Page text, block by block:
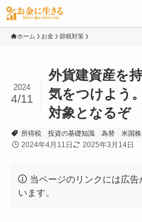
ホーム お金 節税対策
外貨建資産を
気をつけよう
対象となるぞ
2024
4/11
所得税 投資の基礎知識 為替 米国株
2024年4月11日 2025年3月14日
当ページのリンクには広
います。